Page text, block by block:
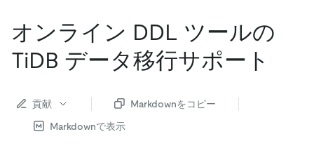
オンライン DDL ツールの
TiDB データ移行サポート
貢献
Markdownをコピー
Markdownで表示